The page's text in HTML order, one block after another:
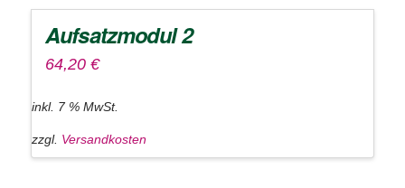
Aufsatzmodul 2
64,20 €
inkl. 7 % MwSt.
zzgl. Versandkosten